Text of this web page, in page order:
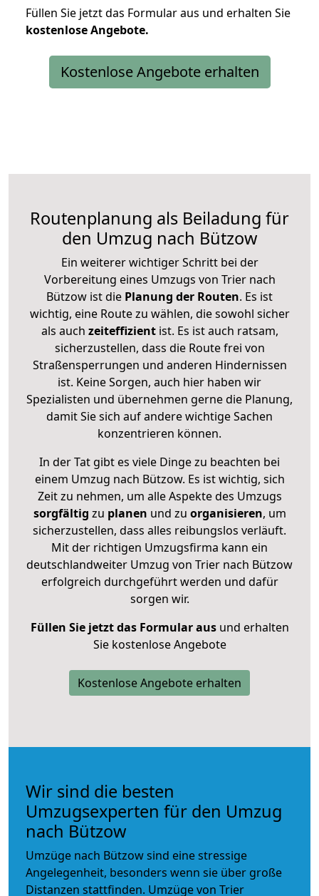
Füllen Sie jetzt das Formular aus und erhalten Sie
kostenloseAngebote.
Kostenlose Angebote erhalten
Routenplanung als Beiladung für
den Umzug nach Bützow
Ein weiterer wichtiger Schritt bei der
Vorbereitung eines Umzugs von Trier nach
Bützow ist die Planung der Routen. Es ist
wichtig, eine Route zu wählen, die sowohl sicher
als auch zeiteffizientist. Es ist auch ratsam,
sicherzustellen, dass die Route frei von
Straßensperrungen und anderen Hindernissen
ist. Keine Sorgen, auch hier haben wir
Spezialisten und übernehmen gerne die Planung,
damit Sie sich auf andere wichtige Sachen
konzentrieren können.
In der Tat gibt es viele Dinge zu beachten bei
einem Umzug nach Bützow. Es ist wichtig, sich
Zeit zu nehmen, um alle Aspekte des Umzugs
sorgfältig zu planen und zu organisieren, um
sicherzustellen, dass alles reibungslos verläuft.
Mit der richtigen Umzugsfirma kann ein
deutschlandweiter Umzug von Trier nach Bützow
erfolgreich durchgeführt werden und dafür
sorgen wir.
Füllen Sie jetzt das Formular ausund erhalten
Sie kostenlose Angebote
Kostenlose Angebote erhalten
Wir sind die besten
Umzugsexperten für den Umzug
nach Bützow
Umzüge nach Bützow sind eine stressige
Angelegenheit, besonders wenn sie über große
Distanzen stattfinden. Umzüge von Trier